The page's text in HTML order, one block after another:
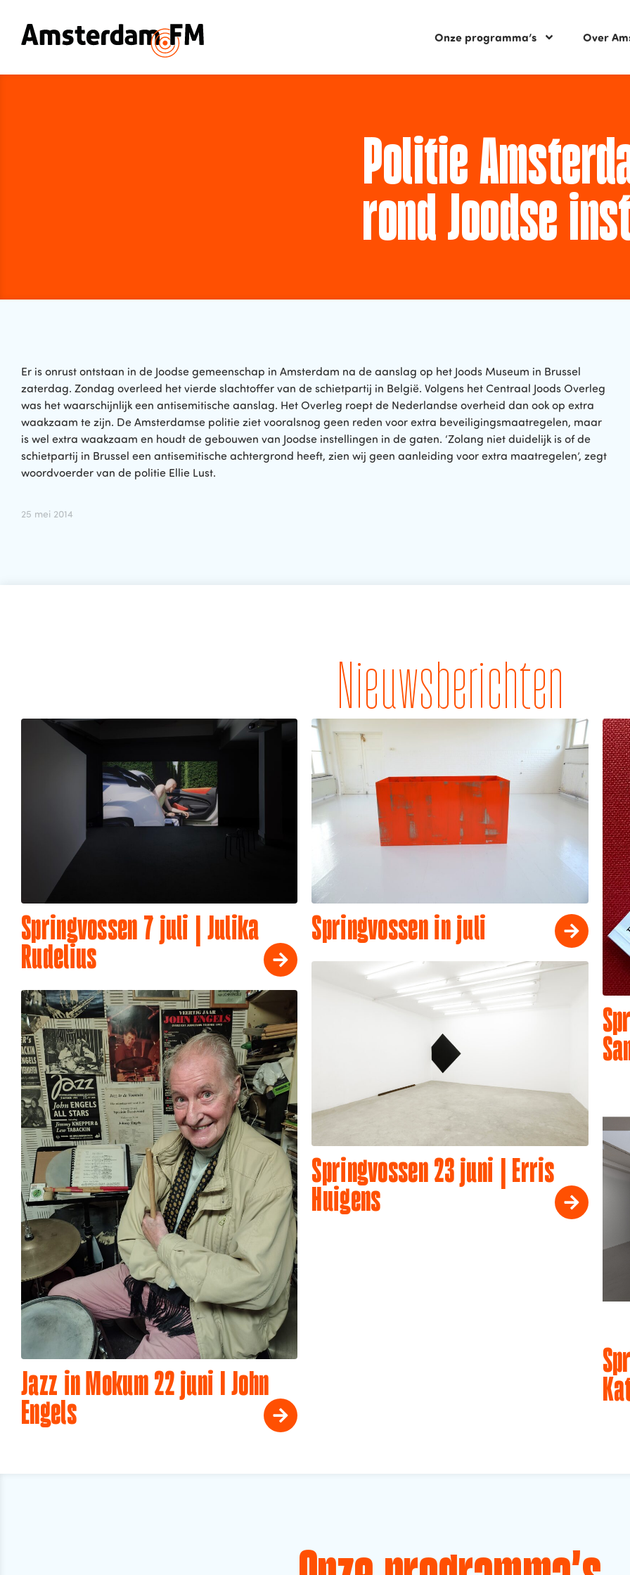
Onze programma’s Over
Politie
rond Joodse
Er is onrust ontstaan in de Joodse gemeenschap in Amsterdam na de aanslag op het Joods Museum in Brussel
zaterdag. Zondag overleed het vierde slachtoffer van de schietpartij in België. Volgens het Centraal Joods Overleg
was het waarschijnlijk een antisemitische aanslag. Het Overleg roept de Nederlandse overheid dan ook op extra
waakzaam te zijn. De Amsterdamse politie ziet vooralsnog geen reden voor extra beveiligingsmaatregelen, maar
is wel extra waakzaam en houdt de gebouwen van Joodse instellingen in de gaten. ‘Zolang niet duidelijk is of de
schietpartij in Brussel een antisemitische achtergrond heeft, zien wij geen aanleiding voor extra maatregelen’, zegt
woordvoerder van de politie Ellie Lust.
25 mei 2014
Nieuwsberichten
Springvossen 7 juli | Julika
Rudelius
Springvossen in juli
Springvossen 23 juni | Erris
Huigens
Jazz in Mokum 22 juni I John
Engels